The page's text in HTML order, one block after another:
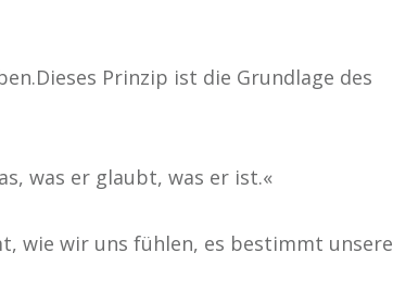
Prinzip ist die Grundlage des
was er glaubt, was er ist.«
wie wir uns fühlen, es bestimmt unsere